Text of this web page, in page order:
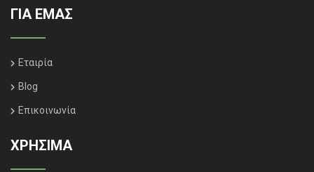
ΓΙΑ ΕΜΑΣ
Εταιρία
Blog
Επικοινωνία
ΧΡΗΣΙΜΑ